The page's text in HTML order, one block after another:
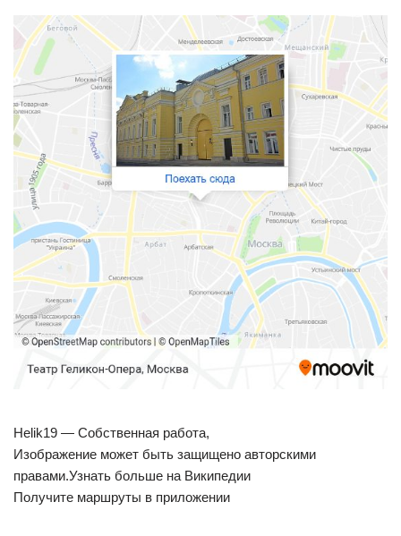
Helik19 — Собственная работа,
Изображение может быть защищено авторскими
правами.Узнать больше на Википедии
Получите маршруты в приложении